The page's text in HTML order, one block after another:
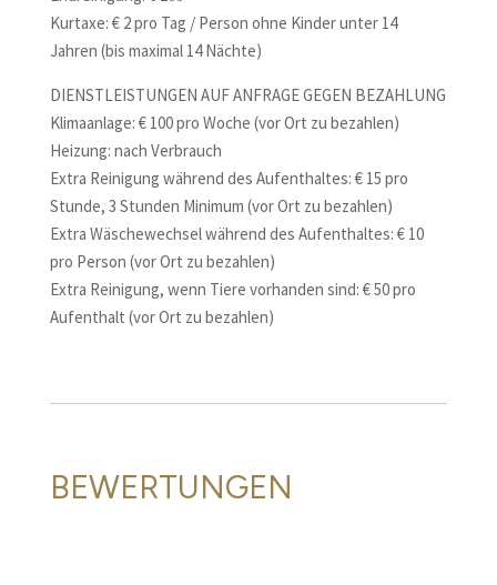
Kurtaxe: € 2 pro Tag / Person ohne Kinder unter 14
Jahren (bis maximal 14 Nächte)
DIENSTLEISTUNGEN AUF ANFRAGE GEGEN BEZAHLUNG
Klimaanlage: € 100 pro Woche (vor Ort zu bezahlen)
Heizung: nach Verbrauch
Extra Reinigung während des Aufenthaltes: € 15 pro
Stunde, 3 Stunden Minimum (vor Ort zu bezahlen)
Extra Wäschewechsel während des Aufenthaltes: € 10
pro Person (vor Ort zu bezahlen)
Extra Reinigung, wenn Tiere vorhanden sind: € 50 pro
Aufenthalt (vor Ort zu bezahlen)
BEWERTUNGEN